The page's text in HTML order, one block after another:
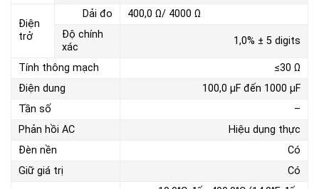
Điện
trở
Dải đo
400,0 Ω/ 4000 Ω
Độ chính
xác
1,0% ± 5 digits
Tính thông mạch
≤30 Ω
Điện dung
100,0 μF đến 1000 μF
Tần số
–
Phản hồi AC
Hiệu dụng thực
Đèn nền
Có
Giữ giá trị
Có